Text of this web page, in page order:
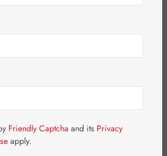
Friendly Captcha and its Privacy
apply.